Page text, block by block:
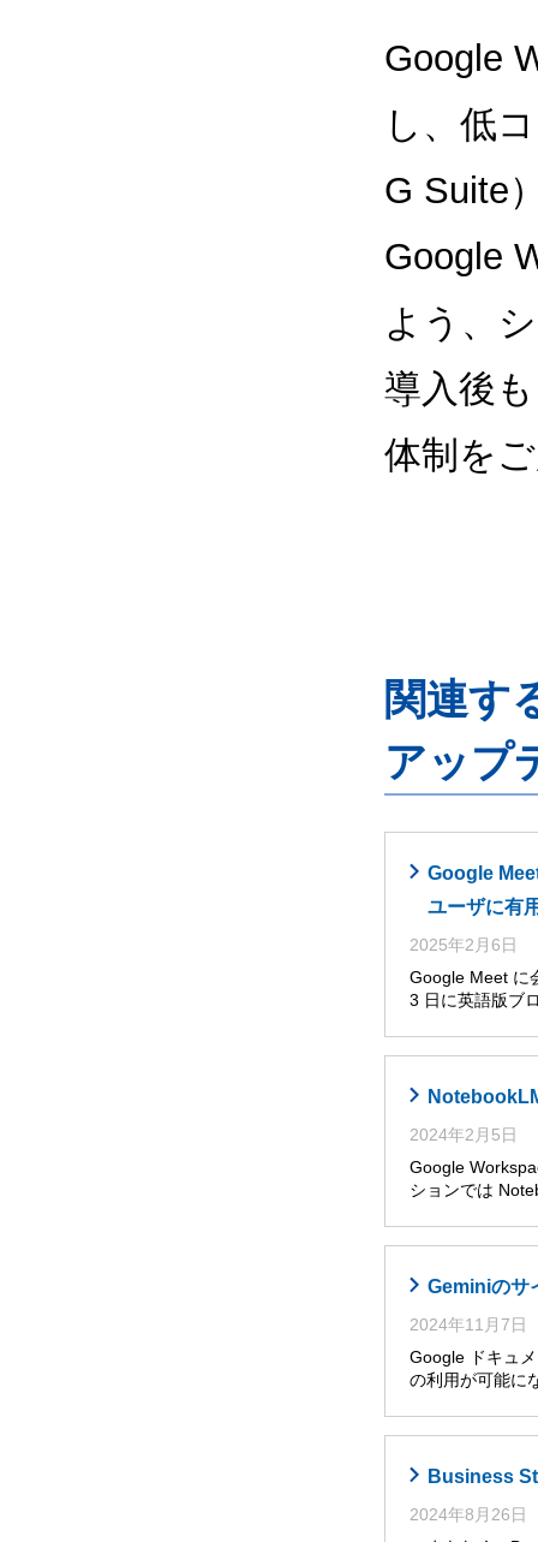
Google
し、低
G Suite
Google
よう、
導入後
体制を
関連す
アップ
Google
ユーザに有
2025年2月6日
Google Meet に
3 日に英語版ブ
2024年2月5日
Google
ションでは
Geminiのサ
2024年11月7日
Google ドキュ
の利用が可能に
Business
2024年8月26日